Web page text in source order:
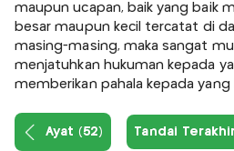
maupun ucapan, baik yang baik
besar maupun kecil tercatat di
masing-masing, maka sangat
menjatuhkan hukuman kepada
memberikan pahala kepada yang
Ayat (52) Tandai